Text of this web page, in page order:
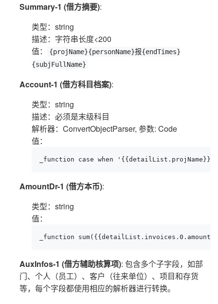
Summary-1 (借方摘要):
类型：string
描述：字符串长度<200
值：
{projName}{personName}报{endTimes}
{subjFullName}
Account-1 (借方科目档案):
类型：string
描述：必须是末级科目
解析器：ConvertObjectParser, 参数: Code
值：
_function case when '{{detailList.projName}}'
AmountDr-1 (借方本币):
类型：string
值：
_function
AuxInfos-1 (借方辅助核算项): 包含多个子字段，如部
门、个人（员工）、客户（往来单位）、项目和存货
等，每个字段都使用相应的解析器进行转换。